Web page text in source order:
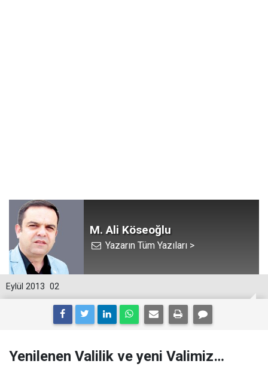
M. Ali Köseoğlu
Yazarın Tüm Yazıları >
02
Eylül 2013
Yenilenen Valilik ve yeni Valimiz…